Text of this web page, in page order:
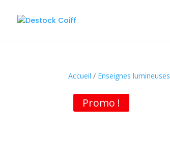
Accueil / Enseignes lumineuses
Promo !